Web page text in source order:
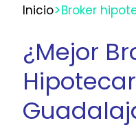
Inicio>Broker
¿Mejor